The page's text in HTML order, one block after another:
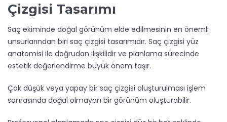
Çizgisi Tasarımı
Saç ekiminde doğal görünüm elde edilmesinin en önemli
unsurlarından biri saç çizgisi tasarımıdır. Saç çizgisi yüz
anatomisi ile doğrudan ilişkilidir ve planlama sürecinde
estetik değerlendirme büyük önem taşır.
Çok düşük veya yapay bir saç çizgisi oluşturulması işlem
sonrasında doğal olmayan bir görünüm oluşturabilir.